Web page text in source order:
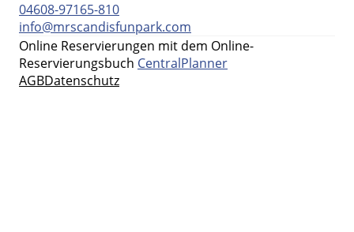
04608-97165-810
info@mrscandisfunpark.com
Online Reservierungen mit dem Online-
Reservierungsbuch CentralPlanner
AGBDatenschutz